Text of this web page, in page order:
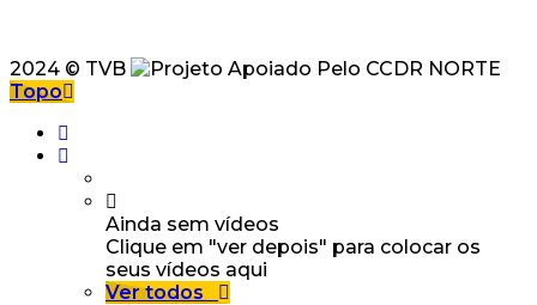
2024 © TVB
Topo
Ainda sem vídeos
Clique em "ver depois" para colocar os
seus vídeos aqui
Ver todos